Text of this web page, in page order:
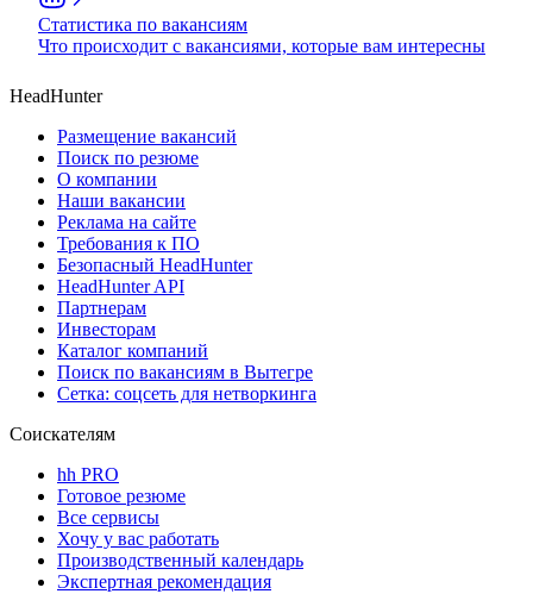
Статистика по вакансиям
Что происходит с вакансиями, которые вам интересны
HeadHunter
Размещение вакансий
Поиск по резюме
О компании
Наши вакансии
Реклама на сайте
Требования к ПО
Безопасный HeadHunter
HeadHunter API
Партнерам
Инвесторам
Каталог компаний
Поиск по вакансиям в Вытегре
Сетка: соцсеть для нетворкинга
Соискателям
hh PRO
Готовое резюме
Все сервисы
Хочу у вас работать
Производственный календарь
Экспертная рекомендация